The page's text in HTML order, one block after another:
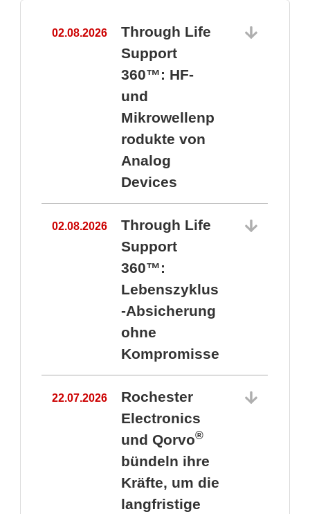
02.08.2026
Through Life
Support
360™: HF-
und
Mikrowellenp
rodukte von
Analog
Devices
02.08.2026
Through Life
Support
360™:
Lebenszyklus
-Absicherung
ohne
Kompromisse
22.07.2026
Rochester
Electronics
und Qorvo®
bündeln ihre
Kräfte, um die
langfristige